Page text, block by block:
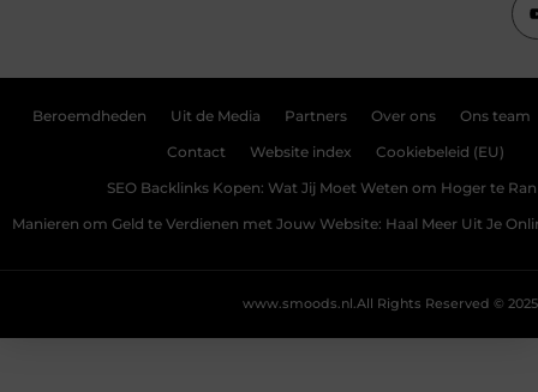
Beroemdheden Uit de Media Partners Over ons Ons team
Contact Website index Cookiebeleid (EU)
SEO Backlinks Kopen: Wat Jij Moet Weten om Hoger te
Manieren om Geld te Verdienen met Jouw Website: Haal Meer Uit Je
All Rights Reserved © 2025
www.smoods.nl.